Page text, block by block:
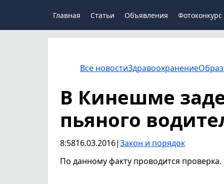
Главная Статьи Объявления Фотоконкурс
Все новостиЗдравоохранение
В Кинешме
пьяного
8:5816.03.2016|Закон и порядок
По данному факту проводится проверка.